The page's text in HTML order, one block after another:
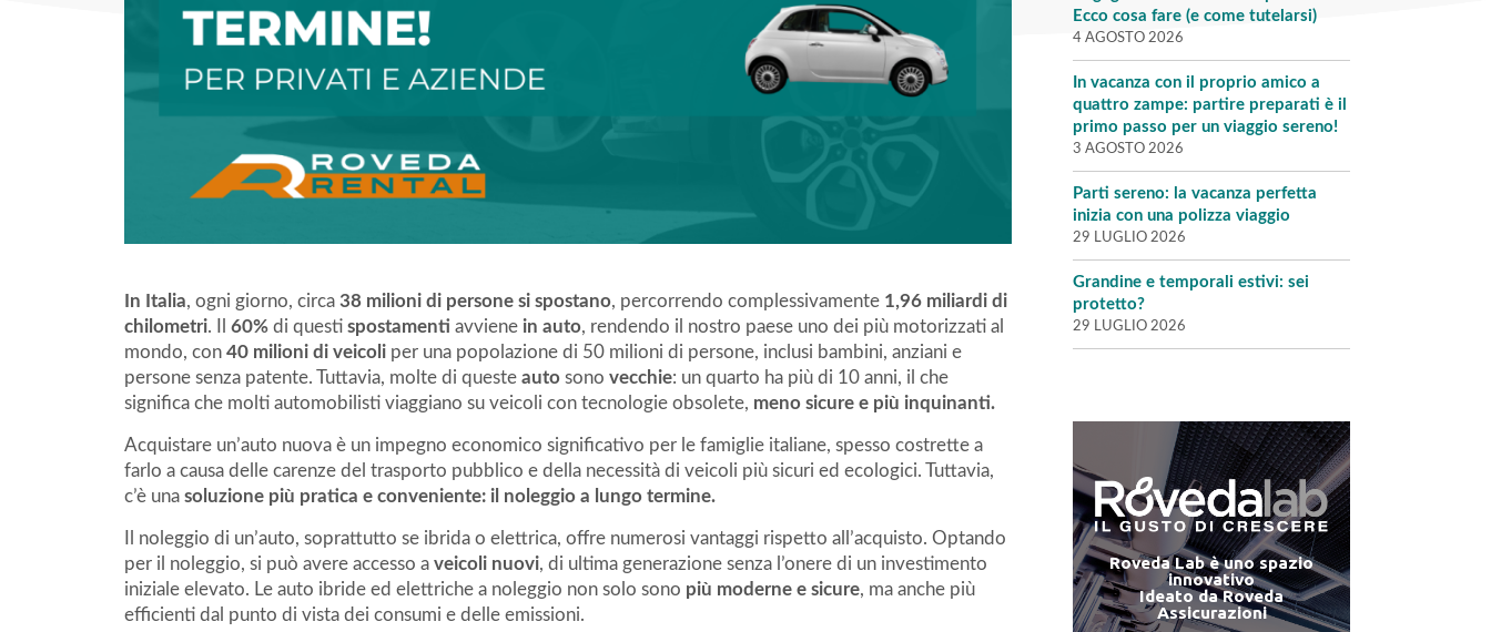
In Italia, ogni giorno, circa 38 milioni di persone si spostano, percorrendo complessivamente 1,96 miliardi di
chilometri. Il 60% di questi spostamenti avviene in auto, rendendo il nostro paese uno dei più motorizzati al
mondo, con 40 milioni di veicoli per una popolazione di 50 milioni di persone, inclusi bambini, anziani e
persone senza patente. Tuttavia, molte di queste auto sono vecchie: un quarto ha più di 10 anni, il che
significa che molti automobilisti viaggiano su veicoli con tecnologie obsolete, meno sicure e più inquinanti.
Acquistare un’auto nuova è un impegno economico significativo per le famiglie italiane, spesso costrette a
farlo a causa delle carenze del trasporto pubblico e della necessità di veicoli più sicuri ed ecologici. Tuttavia,
c’è una soluzione più pratica e conveniente: il noleggio a lungo termine.
Il noleggio di un’auto, soprattutto se ibrida o elettrica, offre numerosi vantaggi rispetto all’acquisto. Optando
per il noleggio, si può avere accesso a veicoli nuovi, di ultima generazione senza l’onere di un investimento
iniziale elevato. Le auto ibride ed elettriche a noleggio non solo sono più moderne e sicure, ma anche più
efficienti dal punto di vista dei consumi e delle emissioni.
Ecco cosa fare (e come tutelarsi)
4 AGOSTO 2026
In vacanza con il proprio amico a
quattro zampe: partire preparati è il
primo passo per un viaggio sereno!
3 AGOSTO 2026
Parti sereno: la vacanza perfetta
inizia con una polizza viaggio
29 LUGLIO 2026
Grandine e temporali estivi: sei
protetto?
29 LUGLIO 2026
Roveda Lab è uno spazio
innovativo
Ideato da Roveda
Assicurazioni